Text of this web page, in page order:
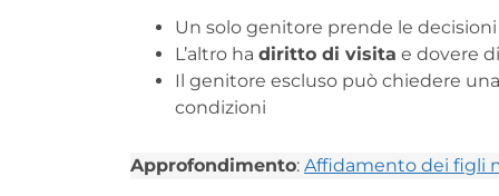
Un solo genitore prende le decisioni
L’altro ha diritto di visita e dovere
Il genitore escluso può chiedere
condizioni
Approfondimento: Affidamento dei figli